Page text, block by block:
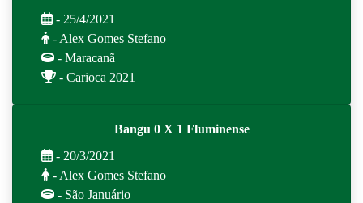
- 25/4/2021
- Alex Gomes Stefano
- Maracanã
- Carioca 2021
Bangu 0 X 1 Fluminense
- 20/3/2021
- Alex Gomes Stefano
- São Januário